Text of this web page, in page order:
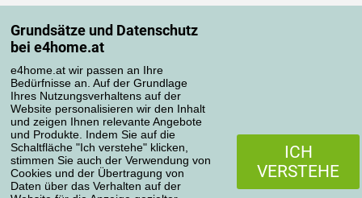
Grundsätze und Datenschutz
bei e4home.at
e4home.at wir passen an Ihre
Bedürfnisse an. Auf der Grundlage
Ihres Nutzungsverhaltens auf der
Website personalisieren wir den Inhalt
und zeigen Ihnen relevante Angebote
und Produkte. Indem Sie auf die
Schaltfläche "Ich verstehe" klicken,
stimmen Sie auch der Verwendung von
Cookies und der Übertragung von
Daten über das Verhalten auf der
ICH
VERSTEHE
Einfach mehr wissen
Richtlinien zur Verarbeitung von Bewertungen
Transportarten
Zahlungsmethoden